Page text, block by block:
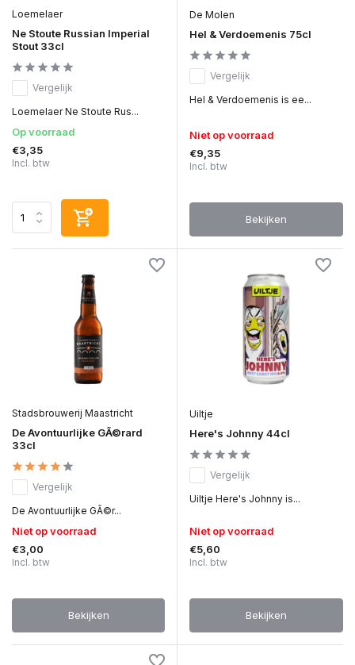
Loemelaer
Ne Stoute Russian Imperial
Stout 33cl
Vergelijk
Loemelaer Ne Stoute Rus...
Op voorraad
€3,35
Incl. btw
De Molen
Hel & Verdoemenis 75cl
Vergelijk
Hel & Verdoemenis is ee...
Niet op voorraad
€9,35
Incl. btw
Bekijken
Stadsbrouwerij Maastricht
De Avontuurlijke GÃ©rard
33cl
Vergelijk
De Avontuurlijke GÃ©r...
Niet op voorraad
€3,00
Incl. btw
Bekijken
Uiltje
Here's Johnny 44cl
Vergelijk
Uiltje Here's Johnny is...
Niet op voorraad
€5,60
Incl. btw
Bekijken